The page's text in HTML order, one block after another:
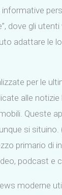
informative
dove gli
adattare le
per le
alle
Queste
si situino.
primario di
podcast e
moderne